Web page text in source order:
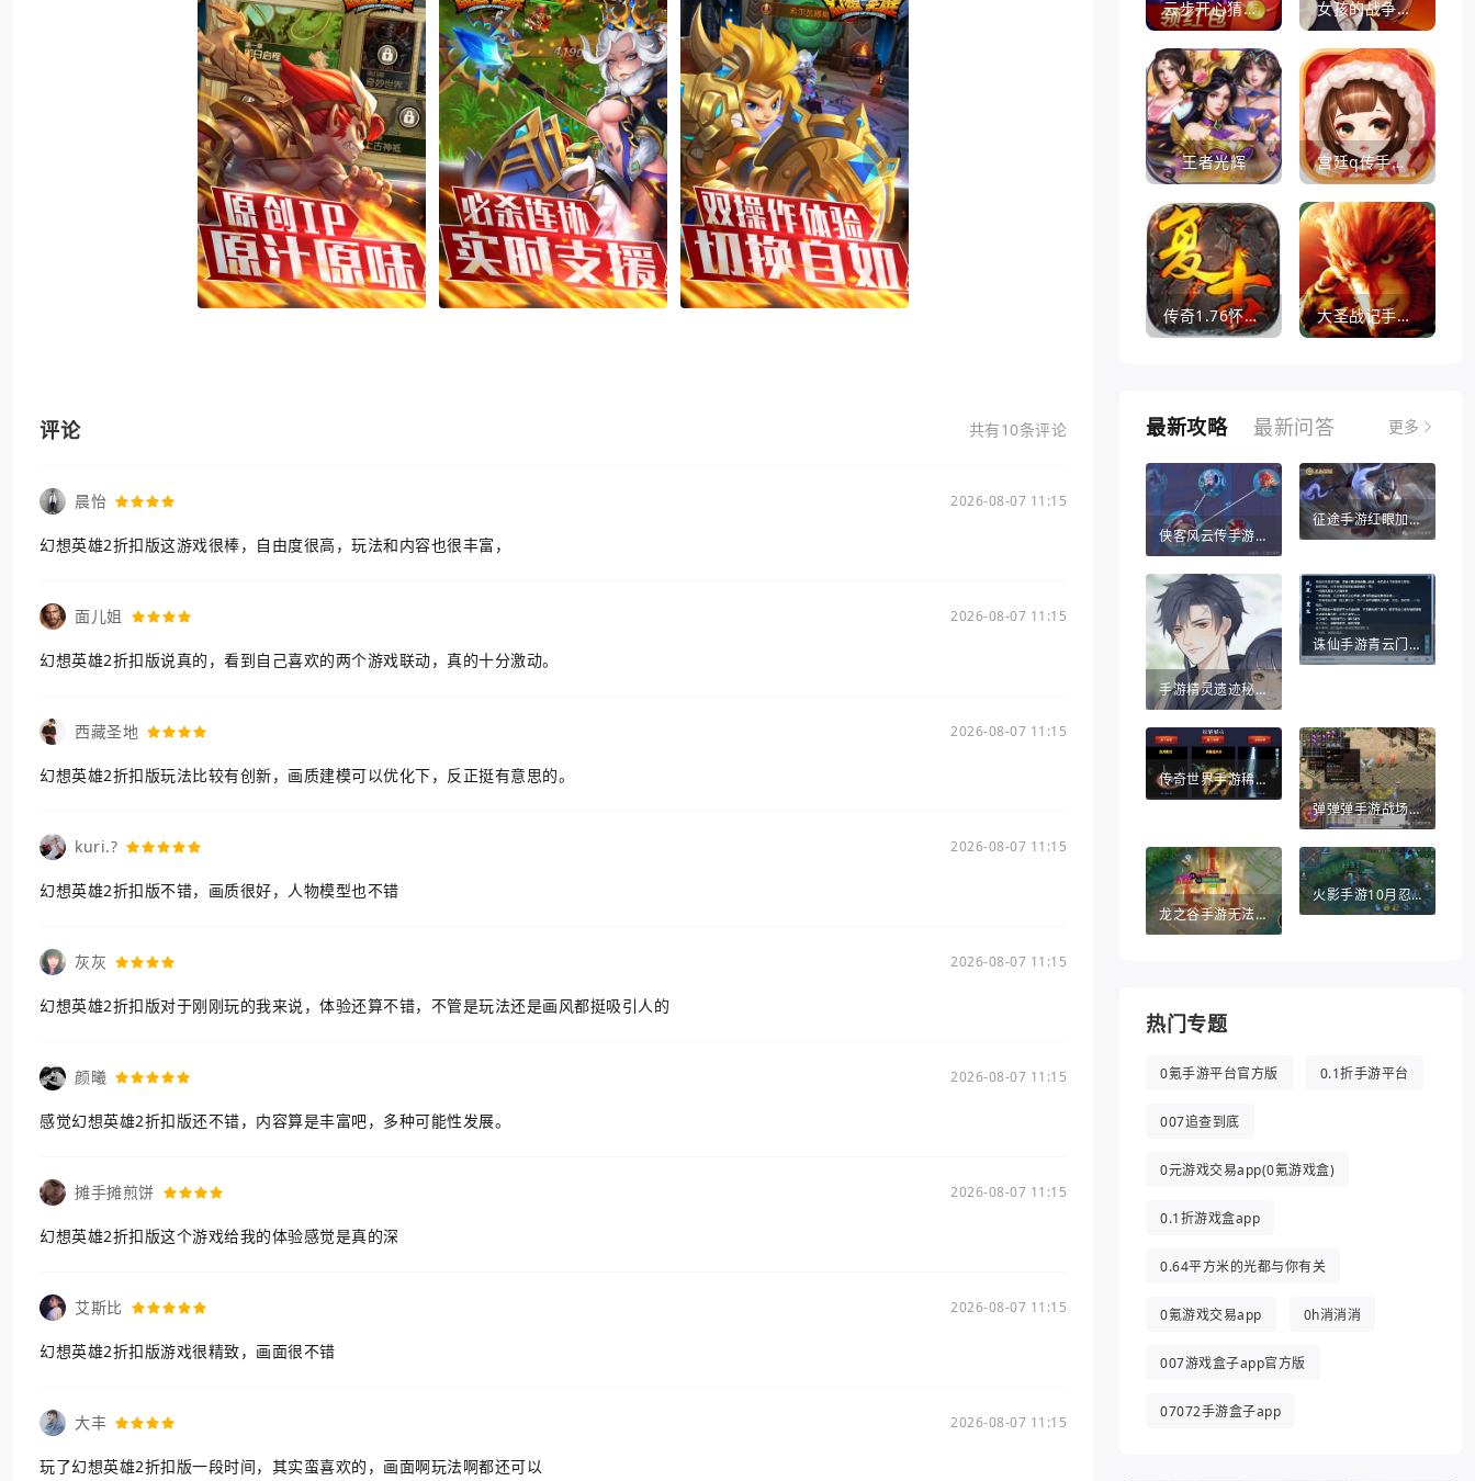
评论 共有10条评论
晨怡 2026-08-07 11:15
幻想英雄2折扣版这游戏很棒，自由度很高，玩法和内容也很丰富，
面儿姐 2026-08-07 11:15
幻想英雄2折扣版说真的，看到自己喜欢的两个游戏联动，真的十分激动。
西藏圣地 2026-08-07 11:15
幻想英雄2折扣版玩法比较有创新，画质建模可以优化下，反正挺有意思的。
kuri.? 2026-08-07 11:15
幻想英雄2折扣版不错，画质很好，人物模型也不错
灰灰 2026-08-07 11:15
幻想英雄2折扣版对于刚刚玩的我来说，体验还算不错，不管是玩法还是画风都挺吸引人的
颜曦 2026-08-07 11:15
感觉幻想英雄2折扣版还不错，内容算是丰富吧，多种可能性发展。
摊手摊煎饼 2026-08-07 11:15
幻想英雄2折扣版这个游戏给我的体验感觉是真的深
艾斯比 2026-08-07 11:15
幻想英雄2折扣版游戏很精致，画面很不错
大丰 2026-08-07 11:15
玩了幻想英雄2折扣版一段时间，其实蛮喜欢的，画面啊玩法啊都还可以
云步开心猜歌名 女孩的战争手机版(暂未上线)
王者光辉 宫廷q传手游百度版
传奇1.76怀旧版打金服 大圣战记手游官方版
最新攻略 最新问答 更多
侠客风云传手游战法（侠客风云传手游战法攻略）
征途手游红眼加点推荐（征途手游红眼加点推荐攻略）
手游精灵遗迹秘密宝藏（热血江湖手游秘宝灵符）
诛仙手游青云门攻略（诛仙手游哪个职业比较适合平民）
传奇世界手游稀世法宝（传奇世界手游法宝醉乾坤葫芦怎么得）
弹弹弹手游战场英雄（弹弹堂手游助手）
龙之谷手游无法退出（龙之谷手游无法退出游戏）
火影手游10月忍者（火影手游10月忍者活动）
热门专题
0氪手游平台官方版 0.1折手游平台
007追查到底
0元游戏交易app(0氪游戏盒)
0.1折游戏盒app
0.64平方米的光都与你有关
0氪游戏交易app 0h消消消
007游戏盒子app官方版
07072手游盒子app